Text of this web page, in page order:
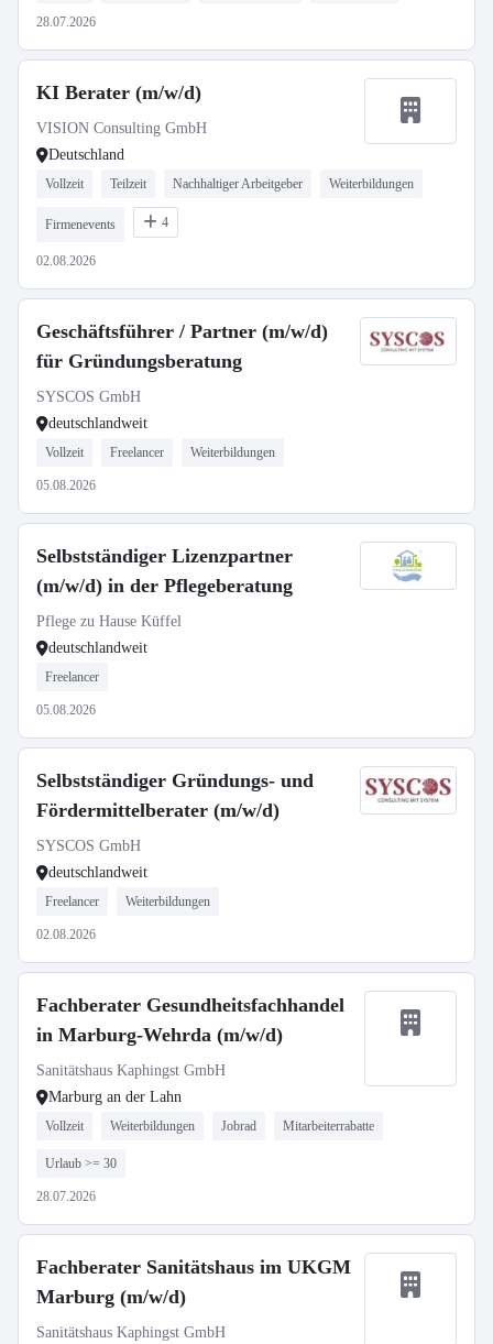
28.07.2026
KI Berater (m/w/d)
VISION Consulting GmbH
Deutschland
Vollzeit Teilzeit Nachhaltiger Arbeitgeber Weiterbildungen
Firmenevents 4
02.08.2026
Geschäftsführer / Partner (m/w/d)
für Gründungsberatung
SYSCOS GmbH
deutschlandweit
Vollzeit Freelancer Weiterbildungen
05.08.2026
Selbstständiger Lizenzpartner
(m/w/d) in der Pflegeberatung
Pflege zu Hause Küffel
deutschlandweit
Freelancer
05.08.2026
Selbstständiger Gründungs- und
Fördermittelberater (m/w/d)
SYSCOS GmbH
deutschlandweit
Freelancer Weiterbildungen
02.08.2026
Fachberater Gesundheitsfachhandel
in Marburg-Wehrda (m/w/d)
Sanitätshaus Kaphingst GmbH
Marburg an der Lahn
Vollzeit Weiterbildungen Jobrad Mitarbeiterrabatte
Urlaub >= 30
28.07.2026
Fachberater Sanitätshaus im UKGM
Marburg (m/w/d)
Sanitätshaus Kaphingst GmbH